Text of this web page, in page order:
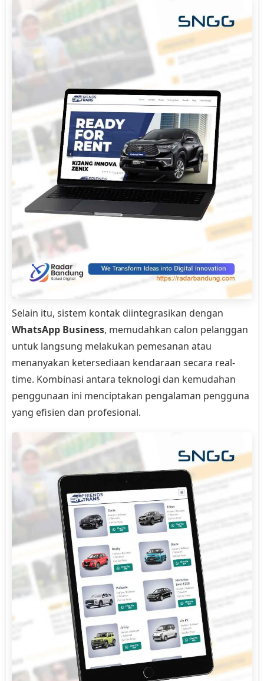
Selain itu, sistem kontak diintegrasikan dengan
WhatsApp Business, memudahkan calon pelanggan
untuk langsung melakukan pemesanan atau
menanyakan ketersediaan kendaraan secara real-
time. Kombinasi antara teknologi dan kemudahan
penggunaan ini menciptakan pengalaman pengguna
yang efisien dan profesional.